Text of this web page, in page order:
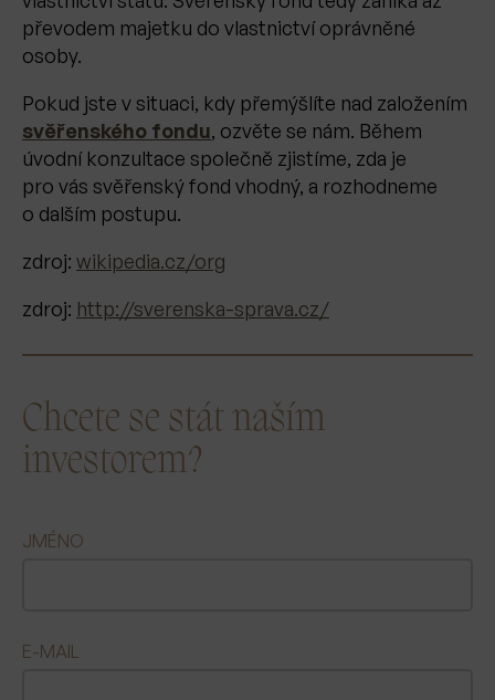
převodem majetku do vlastnictví oprávněné
osoby.
Pokud jste v situaci, kdy přemýšlíte nad založením
svěřenského fondu, ozvěte se nám. Během
úvodní konzultace společně zjistíme, zda je
pro vás svěřenský fond vhodný, a rozhodneme
o dalším postupu.
zdroj: wikipedia.cz/org
zdroj: http://sverenska-sprava.cz/
Chcete se stát naším
investorem?
JMÉNO
E-MAIL